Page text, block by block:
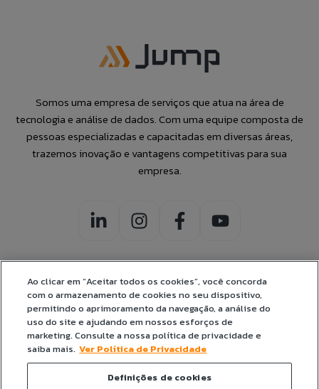
Somos uma empresa de serviços que atua na área de
tecnologia e análise de dados. Com uma equipe composta de
pessoas especializadas e capacitadas em diversas áreas,
trazemos inovação e vantagens competitivas para sua
empresa.
CERTIFICADOS:
Ao clicar em “Aceitar todos os cookies”, você concorda
com o armazenamento de cookies no seu dispositivo,
permitindo o aprimoramento da navegação, a análise do
uso do site e ajudando em nossos esforços de
marketing. Consulte a nossa política de privacidade e
saiba mais. Ver Política de Privacidade
Definições de cookies